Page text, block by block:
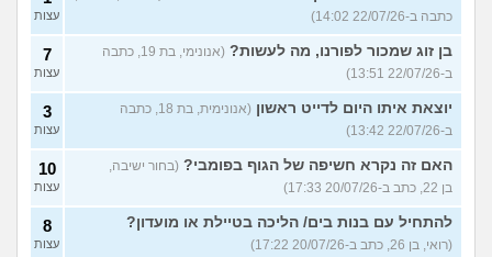
כתבה ב-22/07/26 14:02)
עצות
בן זוג שמכור לפורנו, מה לעשות?
(אנונימי, בת 19, כתבה
ב-22/07/26 13:51)
7
עצות
יוצאת איתו היום לדייט ראשון
(אנונימית, בת 18, כתבה
ב-22/07/26 13:42)
3
עצות
האם זה נקרא חשיפה של הגוף בפומבי? (בחור ישיבה,
בן 22, כתב ב-20/07/26 17:33)
10
עצות
להתחיל עם בנות בים/ הליכה בטיילת או מועדון?
(רואי, בן 26, כתב ב-20/07/26 17:22)
8
עצות